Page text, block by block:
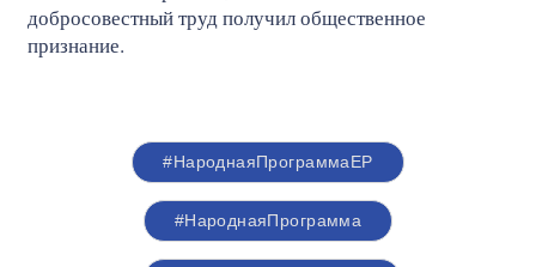
добросовестный труд получил общественное
признание.
#НароднаяПрограммаЕР
#НароднаяПрограмма